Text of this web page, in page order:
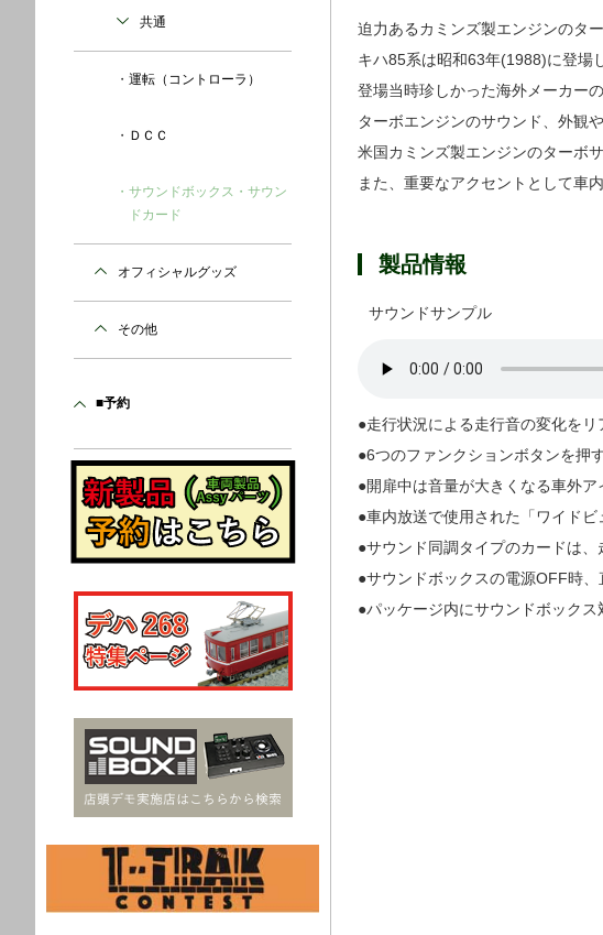
迫力あるカミンズ製エンジンのタ
キハ85系は昭和63年(1988)に登場
登場当時珍しかった海外メーカー
ターボエンジンのサウンド、外観
米国カミンズ製エンジンのターボ
また、重要なアクセントとして車
製品情報
サウンドサンプル
●走行状況による走行音の変化を
●6つのファンクションボタンを押
●開扉中は音量が大きくなる車外
●車内放送で使用された「ワイド
●サウンド同調タイプのカードは
●サウンドボックスの電源OFF時
●パッケージ内にサウンドボック
共通
運転（コントローラ）
ＤＣＣ
サウンドボックス・サウン
ドカード
オフィシャルグッズ
その他
■予約